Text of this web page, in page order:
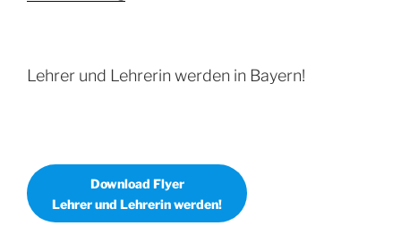
Lehrer und Lehrerin werden in Bayern!
Download Flyer
Lehrer und Lehrerin werden!